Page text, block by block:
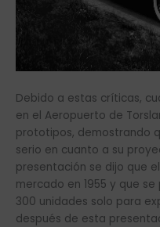
Debido a estas críticas,
en el Aeropuerto de
prototipos, demostrando
serio en cuanto a su
presentación se dijo que
mercado en 1955 y que
300 unidades solo para
después de esta